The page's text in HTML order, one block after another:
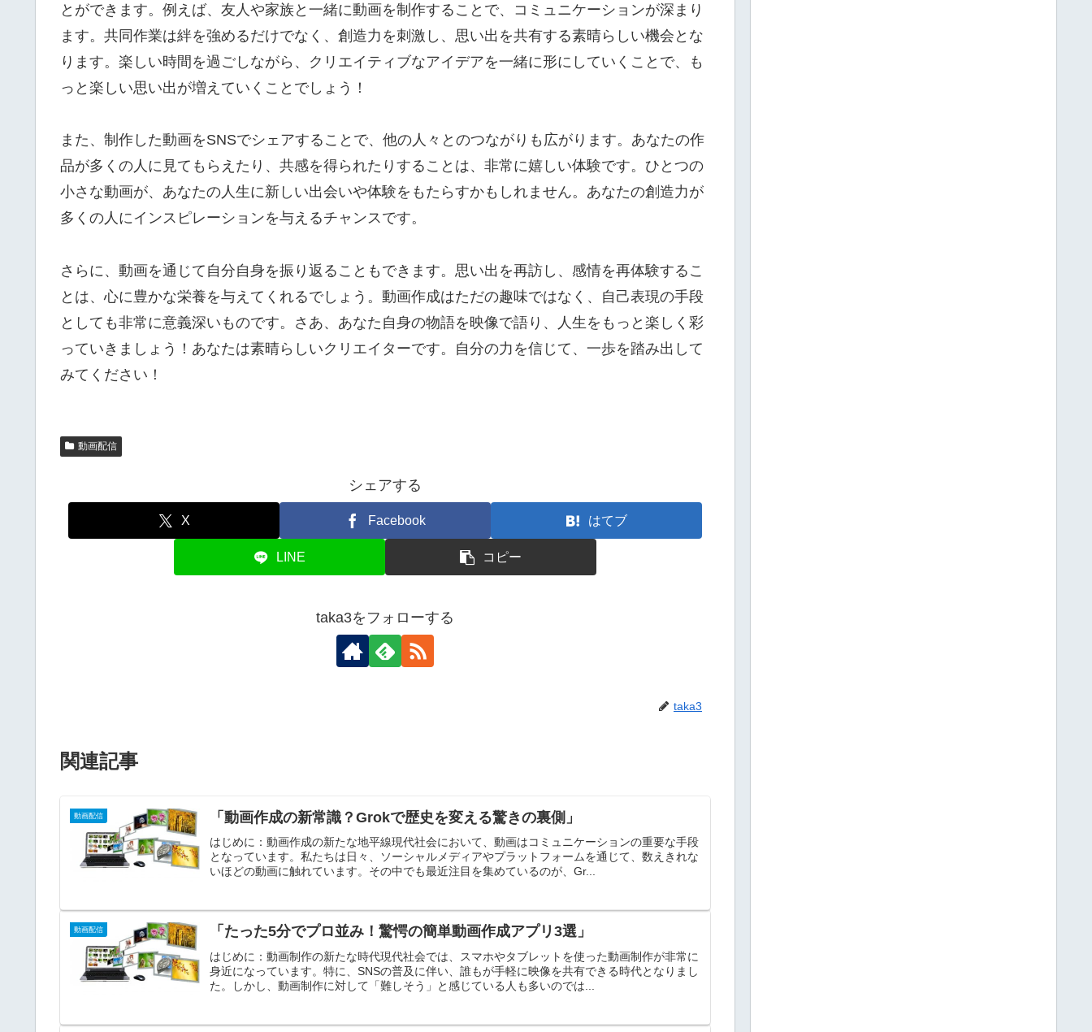
とができます。例えば、友人や家族と一緒に動画を制作することで、コミュニケーションが深まり
ます。共同作業は絆を強めるだけでなく、創造力を刺激し、思い出を共有する素晴らしい機会とな
ります。楽しい時間を過ごしながら、クリエイティブなアイデアを一緒に形にしていくことで、も
っと楽しい思い出が増えていくことでしょう！
また、制作した動画をSNSでシェアすることで、他の人々とのつながりも広がります。あなたの作
品が多くの人に見てもらえたり、共感を得られたりすることは、非常に嬉しい体験です。ひとつの
小さな動画が、あなたの人生に新しい出会いや体験をもたらすかもしれません。あなたの創造力が
多くの人にインスピレーションを与えるチャンスです。
さらに、動画を通じて自分自身を振り返ることもできます。思い出を再訪し、感情を再体験するこ
とは、心に豊かな栄養を与えてくれるでしょう。動画作成はただの趣味ではなく、自己表現の手段
としても非常に意義深いものです。さあ、あなた自身の物語を映像で語り、人生をもっと楽しく彩
っていきましょう！あなたは素晴らしいクリエイターです。自分の力を信じて、一歩を踏み出して
みてください！
動画配信
シェアする
X Facebook はてブ
LINE コピー
taka3をフォローする
taka3
関連記事
動画配信 「動画作成の新常識？Grokで歴史を変える驚きの裏側」
はじめに：動画作成の新たな地平線現代社会において、動画はコミュニケーションの重要な手段
となっています。私たちは日々、ソーシャルメディアやプラットフォームを通じて、数えきれな
いほどの動画に触れています。その中でも最近注目を集めているのが、Gr...
動画配信 「たった5分でプロ並み！驚愕の簡単動画作成アプリ3選」
はじめに：動画制作の新たな時代現代社会では、スマホやタブレットを使った動画制作が非常に
身近になっています。特に、SNSの普及に伴い、誰もが手軽に映像を共有できる時代となりまし
た。しかし、動画制作に対して「難しそう」と感じている人も多いのでは...